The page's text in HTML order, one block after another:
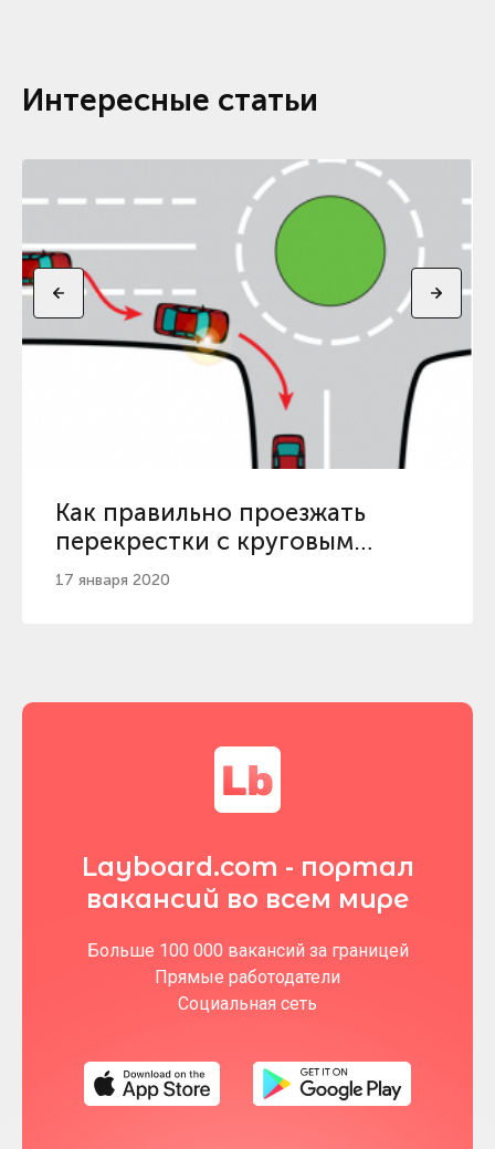
Интересные статьи
Как правильно проезжать
перекрестки с круговым
движением
17 января 2020
Layboard.com - портал
вакансий во всем мире
Больше 100 000 вакансий за границей
Прямые работодатели
Социальная сеть